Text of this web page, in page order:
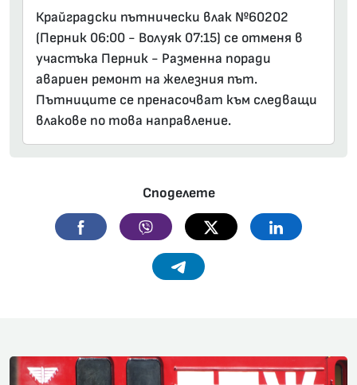
Крайградски пътнически влак №60202
(Перник 06:00 - Волуяк 07:15) се отменя в
участъка Перник - Разменна поради
авариен ремонт на железния път.
Пътниците се пренасочват към следващи
влакове по това направление.
Споделете
Facebook Viber Twitter Linkedin
Telegram